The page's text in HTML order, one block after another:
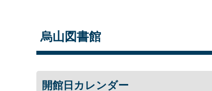
烏山図書館
開館日カレンダー